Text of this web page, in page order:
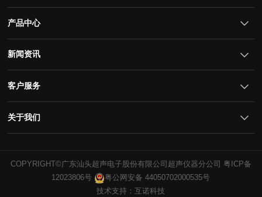
产品中心
新闻资讯
客户服务
关于我们
COPYRIGHT©广东汕头超声电子股份有限公司超声仪器分公司
12023806号
粤公网安备 44050702000535号
技术支持：互诺科技